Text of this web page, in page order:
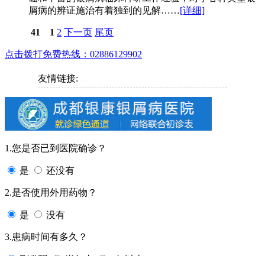
屑病的辨证施治有着独到的见解……[详细]
41 1 2 下一页 尾页
点击拨打免费热线：02886129902
友情链接:
1.您是否已到医院确诊？
是 还没有
2.是否使用外用药物？
是 没有
3.患病时间有多久？